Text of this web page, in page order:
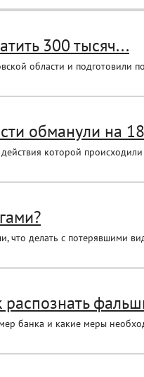
300 тысяч...
области и подготовили
обманули на
которой
что делать с потерявшими
распознать
банка и какие меры